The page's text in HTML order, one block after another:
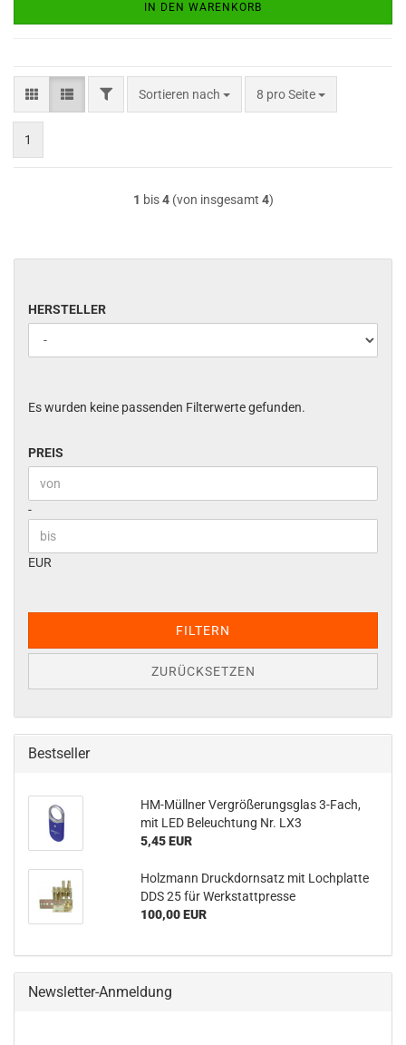
IN DEN WARENKORB
FILTERSortieren nach
Sortieren nach 8 pro Seite
pro Seite
1
1 bis4(von insgesamt 4)
HERSTELLER
HERSTELLER
Es wurden keine passenden Filterwerte gefunden.
PREIS
PREIS
Preis bis
-
EUR
FILTERN
ZURÜCKSETZEN
Bestseller
HM-Müllner Vergrößerungsglas 3-Fach,
mit LED Beleuchtung Nr. LX3
5,45 EUR
Holzmann Druckdornsatz mit Lochplatte
DDS 25 für Werkstattpresse
100,00 EUR
Newsletter-Anmeldung